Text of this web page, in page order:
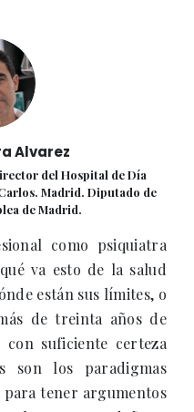
Alvarez
del Hospital de Día
Madrid. Diputado de
de Madrid.
como psiquiatra
va esto de la salud
están sus límites, o
de treinta años de
suficiente certeza
son los paradigmas
tener argumentos